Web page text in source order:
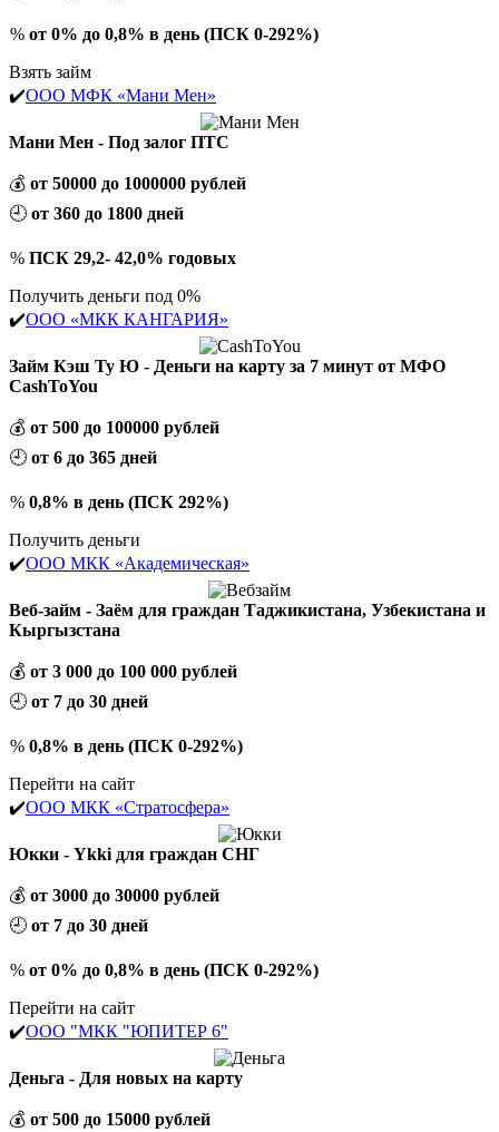
% от 0% до 0,8% в день (ПСК 0-292%)
Взять займ
✔️ООО МФК «Мани Мен»
Мани Мен - Под залог ПТС
💰 от 50000 до 1000000 рублей
🕘 от 360 до 1800 дней
% ПСК 29,2- 42,0% годовых
Получить деньги под 0%
✔️ООО «МКК КАНГАРИЯ»
Займ Кэш Ту Ю - Деньги на карту за 7 минут от МФО
CashToYou
💰 от 500 до 100000 рублей
🕘 от 6 до 365 дней
% 0,8% в день (ПСК 292%)
Получить деньги
✔️ООО МКК «Академическая»
Веб-займ - Заём для граждан Таджикистана, Узбекистана и
Кыргызстана
💰 от 3 000 до 100 000 рублей
🕘 от 7 до 30 дней
% 0,8% в день (ПСК 0-292%)
Перейти на сайт
✔️ООО МКК «Стратосфера»
Юкки - Ykki для граждан СНГ
💰 от 3000 до 30000 рублей
🕘 от 7 до 30 дней
% от 0% до 0,8% в день (ПСК 0-292%)
Перейти на сайт
✔️ООО "МКК "ЮПИТЕР 6"
Деньга - Для новых на карту
💰 от 500 до 15000 рублей